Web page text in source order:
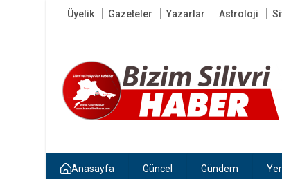
Üyelik Gazeteler Yazarlar Astroloji
Anasayfa Güncel Gündem